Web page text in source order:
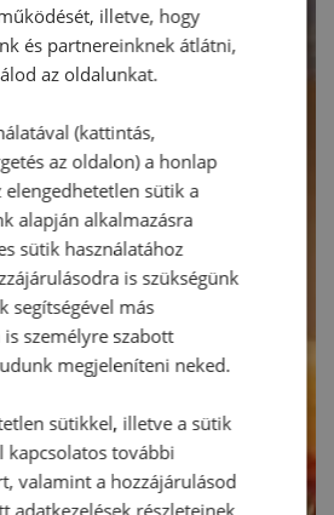
illetve, hogy
és partnereinknek átlátni,
az oldalunkat.
(kattintás,
az oldalon) a honlap
elengedhetetlen sütik a
alapján alkalmazásra
sütik használatához
is szükségünk
segítségével más
személyre szabott
megjeleníteni neked.
sütikkel, illetve a sütik
kapcsolatos további
valamint a hozzájárulásod
adatkezelések részleteinek